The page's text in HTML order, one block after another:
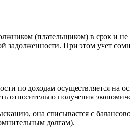
(плательщиком) в срок и
При этом учет
по доходам осуществляется на
получения
она списывается с
долгам).